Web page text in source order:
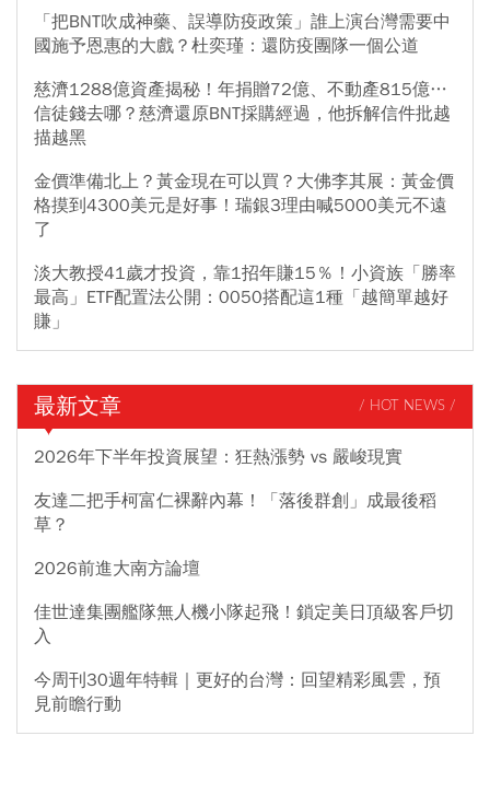
「把BNT吹成神藥、誤導防疫政策」誰上演台灣需要中
國施予恩惠的大戲？杜奕瑾：還防疫團隊一個公道
慈濟1288億資產揭秘！年捐贈72億、不動產815億…
信徒錢去哪？慈濟還原BNT採購經過，他拆解信件批越
描越黑
金價準備北上？黃金現在可以買？大佛李其展：黃金價
格摸到4300美元是好事！瑞銀3理由喊5000美元不遠
了
淡大教授41歲才投資，靠1招年賺15％！小資族「勝率
最高」ETF配置法公開：0050搭配這1種「越簡單越好
賺」
最新文章 / HOT NEWS /
2026年下半年投資展望：狂熱漲勢 vs 嚴峻現實
友達二把手柯富仁裸辭內幕！「落後群創」成最後稻
草？
2026前進大南方論壇
佳世達集團艦隊無人機小隊起飛！鎖定美日頂級客戶切
入
今周刊30週年特輯｜更好的台灣：回望精彩風雲，預
見前瞻行動